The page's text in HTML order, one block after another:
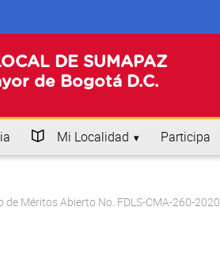
DE SUMAPAZ
de Bogotá D.C.
Mi Localidad Participa
de Méritos Abierto No. FDLS-CMA-260-2020